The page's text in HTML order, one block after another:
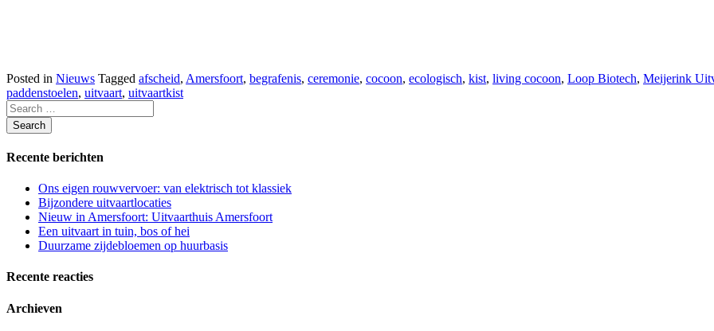
Posted in Nieuws Tagged afscheid, Amersfoort, begrafenis, ceremonie, cocoon, ecologisch, kist, living cocoon, Loop Biotech, Meijerink
paddenstoelen, uitvaart, uitvaartkist
Recente berichten
Ons eigen rouwvervoer: van elektrisch tot klassiek
Bijzondere uitvaartlocaties
Nieuw in Amersfoort: Uitvaarthuis Amersfoort
Een uitvaart in tuin, bos of hei
Duurzame zijdebloemen op huurbasis
Recente reacties
Archieven